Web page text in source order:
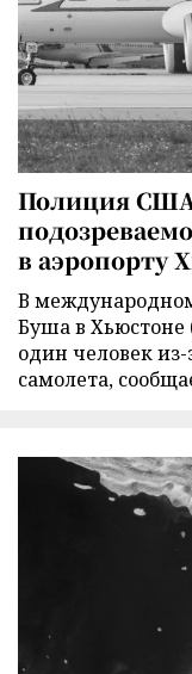
Полиция
в аэропорту
В
Буша в Хьюстоне
один человек
самолета,